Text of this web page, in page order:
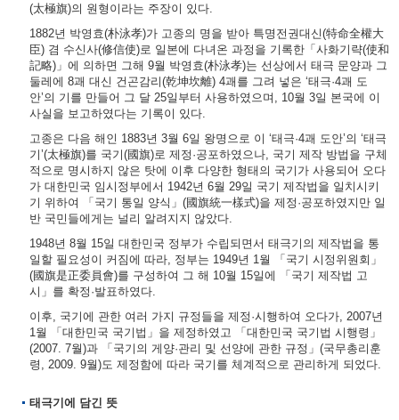
(太極旗)의 원형이라는 주장이 있다.
1882년 박영효(朴泳孝)가 고종의 명을 받아 특명전권대신(特命全權大
臣) 겸 수신사(修信使)로 일본에 다녀온 과정을 기록한「사화기략(使和
記略)」에 의하면 그해 9월 박영효(朴泳孝)는 선상에서 태극 문양과 그
둘레에 8괘 대신 건곤감리(乾坤坎離) 4괘를 그려 넣은 ‘태극·4괘 도
안’의 기를 만들어 그 달 25일부터 사용하였으며, 10월 3일 본국에 이
사실을 보고하였다는 기록이 있다.
고종은 다음 해인 1883년 3월 6일 왕명으로 이 ‘태극·4괘 도안’의 ‘태극
기’(太極旗)를 국기(國旗)로 제정·공포하였으나, 국기 제작 방법을 구체
적으로 명시하지 않은 탓에 이후 다양한 형태의 국기가 사용되어 오다
가 대한민국 임시정부에서 1942년 6월 29일 국기 제작법을 일치시키
기 위하여 「국기 통일 양식」(國旗統一樣式)을 제정·공포하였지만 일
반 국민들에게는 널리 알려지지 않았다.
1948년 8월 15일 대한민국 정부가 수립되면서 태극기의 제작법을 통
일할 필요성이 커짐에 따라, 정부는 1949년 1월 「국기 시정위원회」
(國旗是正委員會)를 구성하여 그 해 10월 15일에 「국기 제작법 고
시」를 확정·발표하였다.
이후, 국기에 관한 여러 가지 규정들을 제정·시행하여 오다가, 2007년
1월 「대한민국 국기법」을 제정하였고 「대한민국 국기법 시행령」
(2007. 7월)과 「국기의 게양·관리 및 선양에 관한 규정」(국무총리훈
령, 2009. 9월)도 제정함에 따라 국기를 체계적으로 관리하게 되었다.
태극기에 담긴 뜻